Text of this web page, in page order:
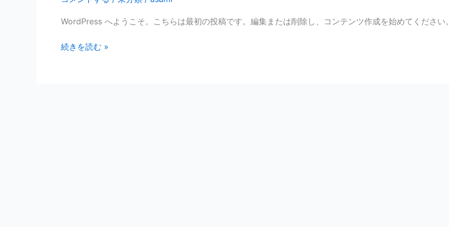
WordPress へようこそ。こちらは最初の投稿です。編集または削除し、コンテンツ作成を始めてください。
続きを読む »